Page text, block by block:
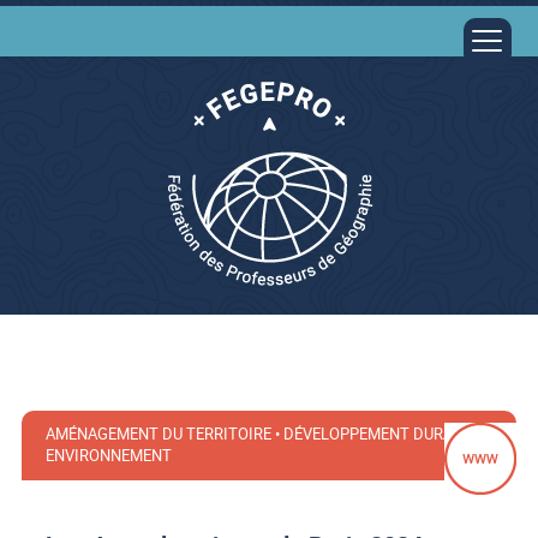
AMÉNAGEMENT DU TERRITOIRE • DÉVELOPPEMENT DURABLE •
ENVIRONNEMENT